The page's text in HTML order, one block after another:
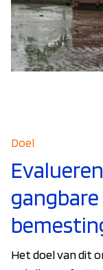
Doel
gangbare
Het doel van dit